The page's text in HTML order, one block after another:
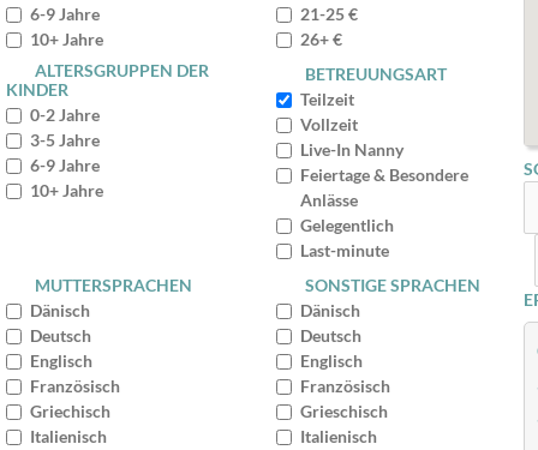
6-9 Jahre
10+ Jahre
21-25 €
26+ €
ALTERSGRUPPEN DER
KINDER
0-2 Jahre
3-5 Jahre
6-9 Jahre
10+ Jahre
BETREUUNGSART
Teilzeit
Vollzeit
Live-In Nanny
Feiertage & Besondere
Anlässe
Gelegentlich
Last-minute
MUTTERSPRACHEN
Dänisch
Deutsch
Englisch
Französisch
Griechisch
Italienisch
SONSTIGE SPRACHEN
Dänisch
Deutsch
Englisch
Französisch
Grieschisch
Italienisch